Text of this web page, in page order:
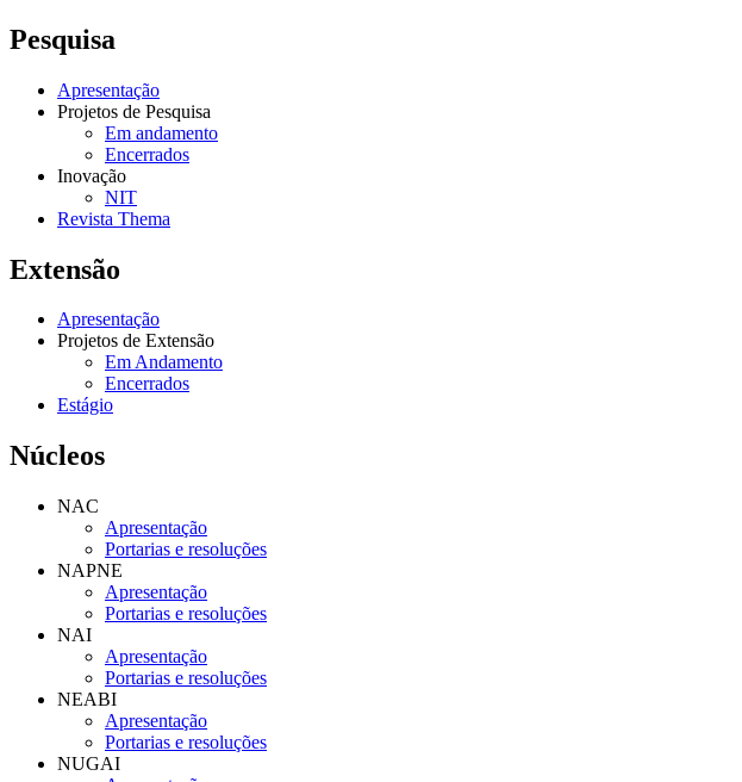
Pesquisa
Apresentação
Projetos de Pesquisa
Em andamento
Encerrados
Inovação
NIT
Revista Thema
Extensão
Apresentação
Projetos de Extensão
Em Andamento
Encerrados
Estágio
Núcleos
NAC
Apresentação
Portarias e resoluções
NAPNE
Apresentação
Portarias e resoluções
NAI
Apresentação
Portarias e resoluções
NEABI
Apresentação
Portarias e resoluções
NUGAI